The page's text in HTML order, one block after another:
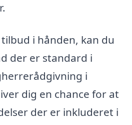
i hånden, kan du
der er standard i
i
dig en chance for at
der er inkluderet i